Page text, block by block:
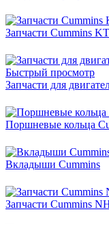
Запчасти Cummins
Быстрый просмотр
Запчасти для
Поршневые кольца
Вкладыши Cummins
Запчасти Cummins